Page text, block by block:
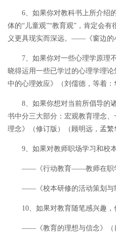
6、如果你对教科书上所介绍的
体的“儿童观”“教育观”，肯定会
义更具现实而深远。——《窗边的
7、如果你对一些心理学原理不
晓得运用一些已学过的心理学理
中的心理效应》（刘儒德，等着：
8、如果你想对当前所倡导的诸
书中分三大部分：宏观教育理念
理念》（修订版）（顾明远，孟
9、如果对教师职场学习和校
——《行动教育——教师在职学习
——《校本研修的活动策划与制
10、如果对教育随笔感兴趣，
——《教育的理想与信念》（肖